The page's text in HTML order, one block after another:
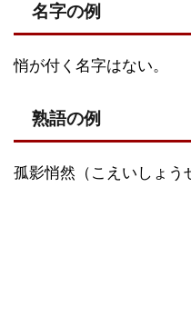
名字の例
悄が付く名字はない。
熟語の例
孤影悄然（こえいしょう